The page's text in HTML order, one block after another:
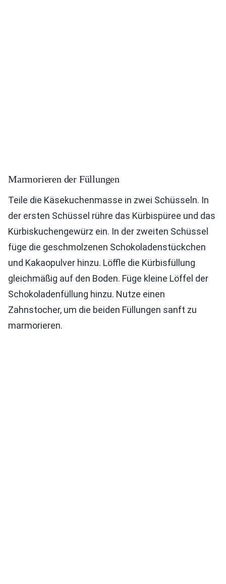
Marmorieren der Füllungen
Teile die Käsekuchenmasse in zwei Schüsseln. In
der ersten Schüssel rühre das Kürbispüree und das
Kürbiskuchengewürz ein. In der zweiten Schüssel
füge die geschmolzenen Schokoladenstückchen
und Kakaopulver hinzu. Löffle die Kürbisfüllung
gleichmäßig auf den Boden. Füge kleine Löffel der
Schokoladenfüllung hinzu. Nutze einen
Zahnstocher, um die beiden Füllungen sanft zu
marmorieren.